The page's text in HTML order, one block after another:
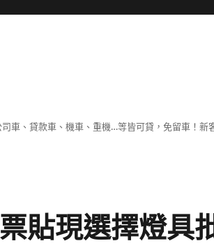
車、貸款車、機車、重機…等皆可貸，免留車！新
貼現選擇燈具